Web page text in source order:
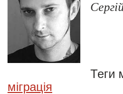
Теги
міграція